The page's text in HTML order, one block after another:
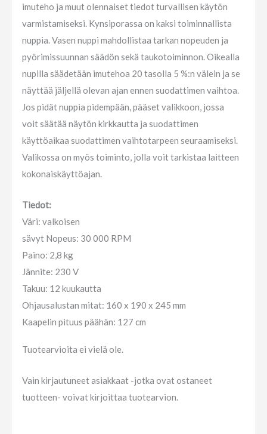
imuteho ja muut olennaiset tiedot turvallisen käytön
varmistamiseksi. Kynsiporassa on kaksi toiminnallista
nuppia. Vasen nuppi mahdollistaa tarkan nopeuden ja
pyörimissuunnan säädön sekä taukotoiminnon. Oikealla
nupilla säädetään imutehoa 20 tasolla 5 %:n välein ja se
näyttää jäljellä olevan ajan ennen suodattimen vaihtoa.
Jos pidät nuppia pidempään, pääset valikkoon, jossa
voit säätää näytön kirkkautta ja suodattimen
käyttöaikaa suodattimen vaihtotarpeen seuraamiseksi.
Valikossa on myös toiminto, jolla voit tarkistaa laitteen
kokonaiskäyttöajan.
Tiedot:
Väri: valkoisen
sävyt Nopeus: 30 000 RPM
Paino: 2,8 kg
Jännite: 230 V
Takuu: 12 kuukautta
Ohjausalustan mitat: 160 x 190 x 245 mm
Kaapelin pituus päähän: 127 cm
Tuotearvioita ei vielä ole.
Vain kirjautuneet asiakkaat -jotka ovat ostaneet
tuotteen- voivat kirjoittaa tuotearvion.